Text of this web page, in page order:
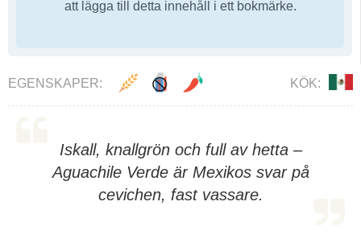
att lägga till detta innehåll i ett bokmärke.
EGENSKAPER: KÖK:
Iskall, knallgrön och full av hetta –
Aguachile Verde är Mexikos svar på
cevichen, fast vassare.